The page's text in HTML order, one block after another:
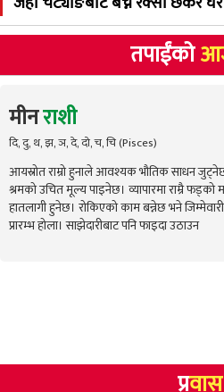
तपाईंको
मीनराशी
दि, दु, थ, झ, ञ, दे, दो, च, चि (Pisces)
आयस्रोत राम्रो हुनाले आवश्यक भौतिक साधन
श्रमको उचित मूल्य पाइनेछ। व्यापारमा राम्रै फड्को
हातलागी हुनेछ। रोकिएको काम बन्नेछ भने
प्रारम्भ होला। साझेदारीबाट पनि फाइदा उठाउन